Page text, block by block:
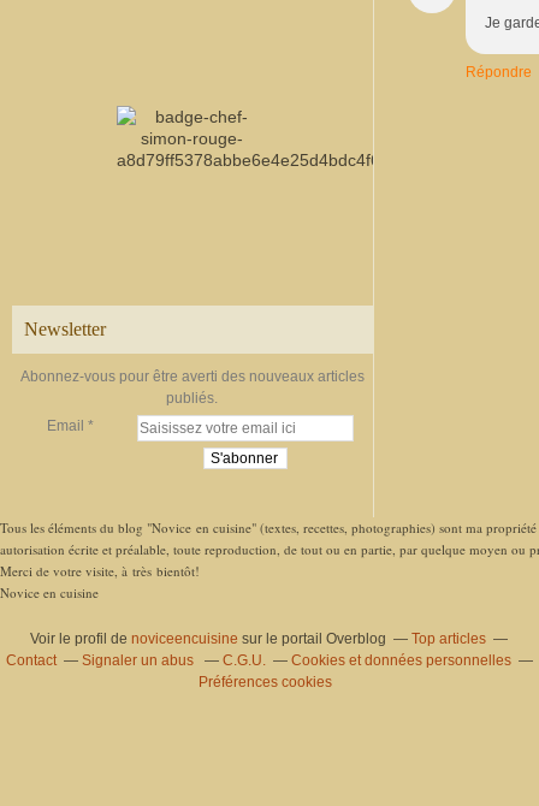
Newsletter
Abonnez-vous pour être averti des nouveaux articles
publiés.
Email
Je
Répondre
Tous les éléments du blog "Novice en cuisine" (textes, recettes, photographies) sont ma
autorisation écrite et préalable, toute reproduction, de tout ou en partie, par quelque moyen ou
Merci de votre visite, à très bientôt!
Novice en cuisine
Voir le profil denoviceencuisine sur le portail Overblog
Top articles
Contact
Signaler un abus C.G.U.
Cookies et données personnelles
Préférences cookies